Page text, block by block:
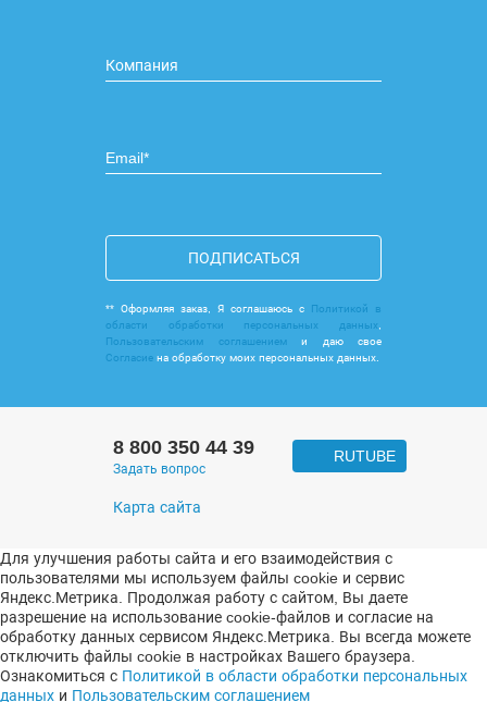
ПОДПИСАТЬСЯ
** Оформляя заказ, Я соглашаюсь с Политикой в
области обработки персональных данных
Пользовательским соглашениеми даю свое
Согласие на обработку моих персональных данных.
8 800 350 44 39
Задать вопрос
RUTUBE
Карта сайта
Для улучшения работы сайта и его взаимодействия с
пользователями мы используем файлы cookie и сервис
Яндекс.Метрика. Продолжая работу с сайтом, Вы даете
разрешение на использование cookie-файлов и согласие на
обработку данных сервисом Яндекс.Метрика. Вы всегда можете
отключить файлы cookie в настройках Вашего браузера.
Ознакомиться с Политикой в области обработки персональных
данных и Пользовательским соглашением